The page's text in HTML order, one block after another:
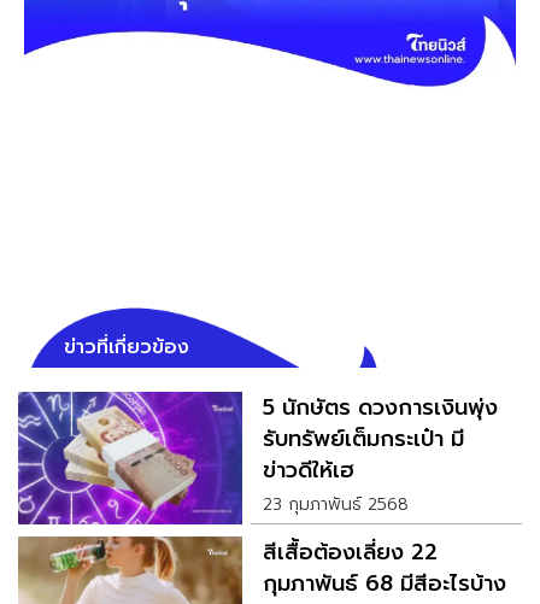
ข่าวที่เกี่ยวข้อง
5 นักษัตร ดวงการเงินพุ่ง
รับทรัพย์เต็มกระเป๋า มี
ข่าวดีให้เฮ
23 กุมภาพันธ์ 2568
สีเสื้อต้องเลี่ยง 22
กุมภาพันธ์ 68 มีสีอะไรบ้าง